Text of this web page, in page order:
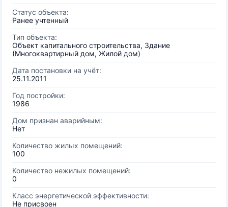
Статус объекта:
Ранее учтенный
Тип объекта:
Объект капитального строительства, Здание
(Многоквартирный дом, Жилой дом)
Дата постановки на учёт:
25.11.2011
Год постройки:
1986
Дом признан аварийным:
Нет
Количество жилых помещений:
100
Количество нежилых помещений:
0
Класс энергетической эффективности:
Не присвоен